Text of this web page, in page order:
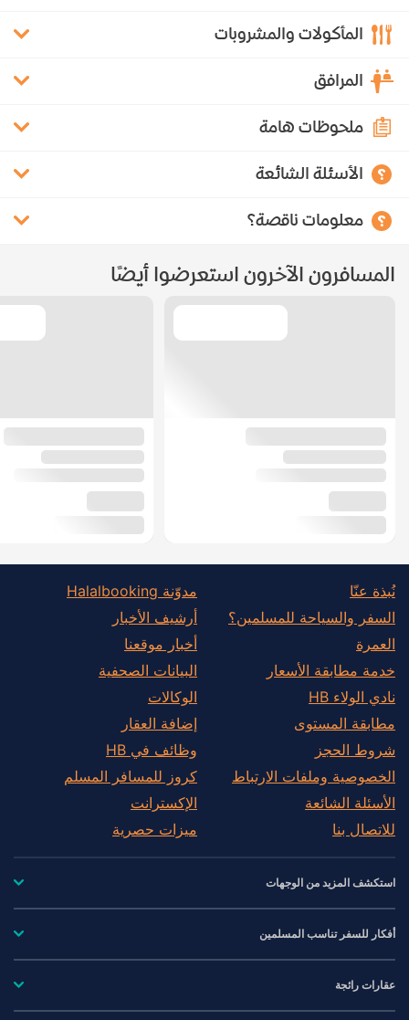
المأكولات والمشروبات
المرافق
ملحوظات هامة
الأسئلة الشائعة
معلومات ناقصة؟
المسافرون الآخرون استعرضوا أيضًا
نُبذة عنّا
السفر والسياحة للمسلمين؟
العمرة
خدمة مطابقة الأسعار
نادي الولاء HB
مطابقة المستوى
شروط الحجز
الخصوصية وملفات الارتباط
الأسئلة الشائعة
للاتصال بنا
مدوّنة Halalbooking
أرشيف الأخبار
أخبار موقعنا
البيانات الصحفية
الوكالات
إضافة العقار
وظائف في HB
كروز للمسافر المسلم
الإكسترانت
ميزات حصرية
استكشف المزيد من الوجهات
أفكار للسفر تناسب المسلمين
عقارات رائجة